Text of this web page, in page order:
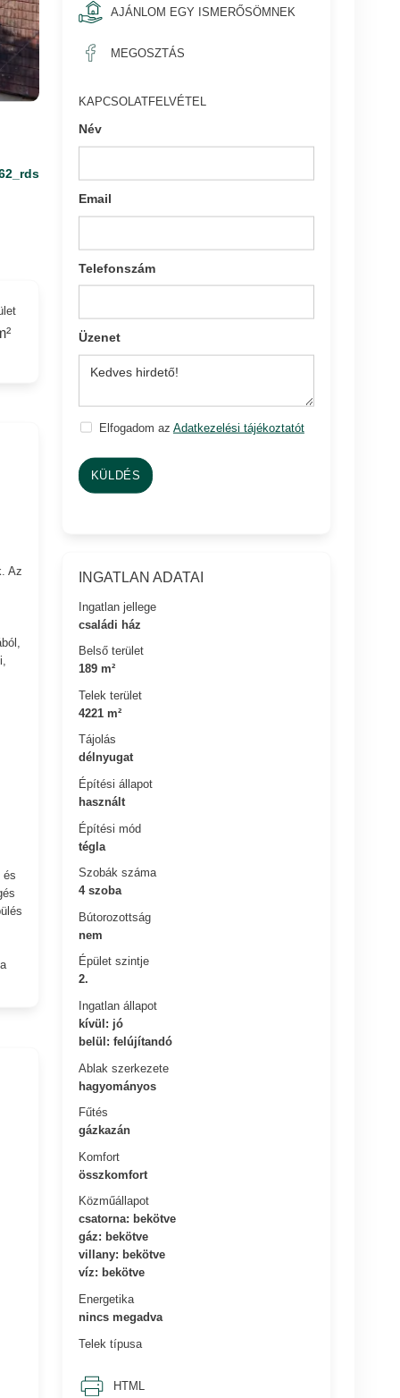
AJÁNLOM EGY ISMERŐSÖMNEK
MEGOSZTÁS
KAPCSOLATFELVÉTEL
Név
Email
Telefonszám
Üzenet
Elfogadom az Adatkezelési tájékoztatót
KÜLDÉS
INGATLAN ADATAI
Ingatlan jellege
családi ház
Belső terület
189 m²
Telek terület
4221 m²
Tájolás
délnyugat
Építési állapot
használt
Építési mód
tégla
Szobák száma
4 szoba
Bútorozottság
nem
Épület szintje
2.
Ingatlan állapot
kívül: jó
belül: felújítandó
Ablak szerkezete
hagyományos
Fűtés
gázkazán
Komfort
összkomfort
Közműállapot
csatorna: bekötve
gáz: bekötve
villany: bekötve
víz: bekötve
Energetika
nincs megadva
Telek típusa
HTML
Az
és